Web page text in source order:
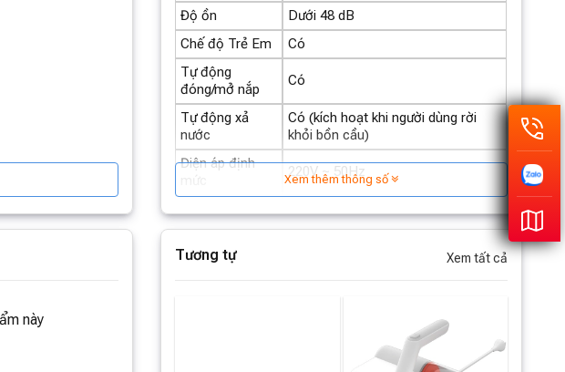
Độ ồn
Dưới 48 dB
Chế độ Trẻ Em
Có
Tự động
đóng/mở nắp
Có
Tự động xả
nước
Có (kích hoạt khi người dùng rời
khỏi bồn cầu)
Điện áp định
220V ~ 50Hz
mức
1350W
Kích thước sản
Xem thêm thông số
này
Tương tự Xem tất cả